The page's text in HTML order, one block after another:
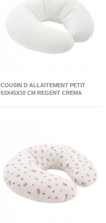
COUSIN D ALLAITEMENT PETIT
53X45X10 CM REGENT CREMA